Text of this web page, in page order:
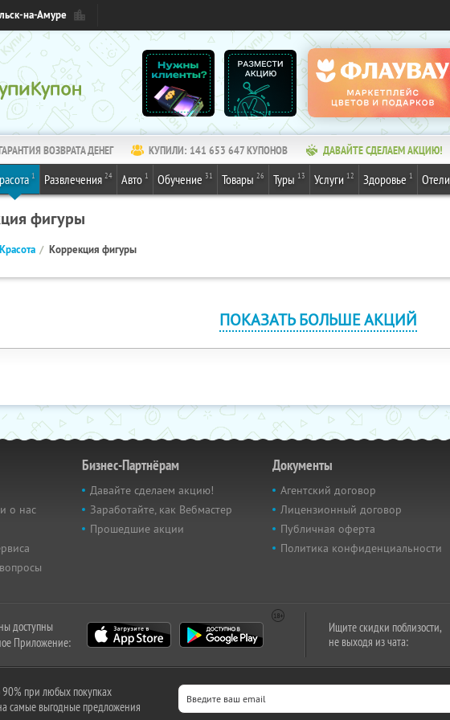
на-Амуре
ВОЗВРАТА ДЕНЕГ КУПИЛИ: 141 653 647КУПОНОВ ДАВАЙТЕ СДЕЛАЕМ АКЦИЮ!
1 Развлечения 24 Авто 1 Обучение 31 Товары 26 Туры 13 Услуги 12 Здоровье 1 Отели
фигуры
Красота Коррекция фигуры
ПОКАЗАТЬ БОЛЬШЕ АКЦИЙ
о нас
Бизнес-Партнёрам
Давайте сделаем акцию!
Заработайте, как Вебмастер
Прошедшие акции
Документы
Агентский договор
Лицензионный договор
Публичная оферта
Политика конфиденциальности
доступны
Приложение:
Ищите скидки поблизости,
не выходя из чата:
при любых покупках
самые выгодные предложения